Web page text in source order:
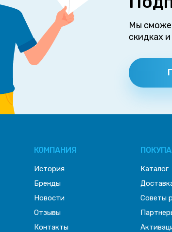
Мы
скидках
КОМПАНИЯ
История
Бренды
Новости
Отзывы
Контакты
Каталог
Советы